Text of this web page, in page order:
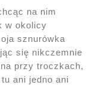
na nim
w okolicy
sznurówka
się nikczemnie
przy troczkach,
ani jedno ani